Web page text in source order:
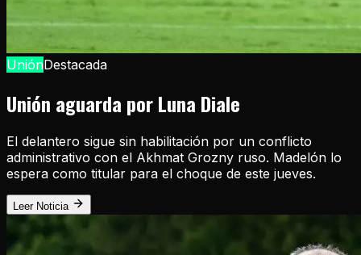
UniónDestacada
Unión aguarda por Luna Diale
El delantero sigue sin habilitación por un conflicto
administrativo con el Akhmat Grozny ruso. Madelón lo
espera como titular para el choque de este jueves.
Leer Noticia